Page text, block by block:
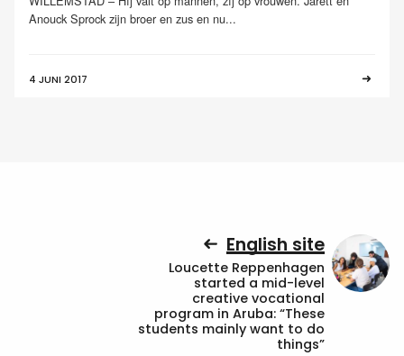
Anouck Sprock zijn broer en zus en nu...
4 JUNI 2017
English site
Loucette Reppenhagen
started a mid-level
creative vocational
program in Aruba: “These
students mainly want to do
things”